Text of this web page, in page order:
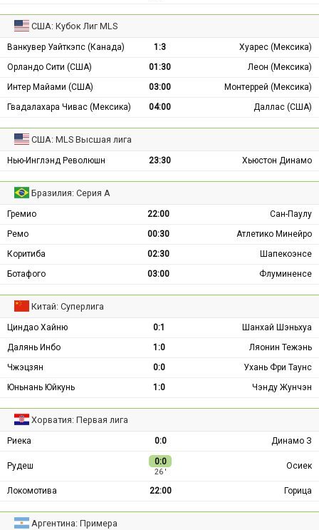
США: Кубок Лиг MLS
Ванкувер Уайткэпс (Канада) 1:3
Хуарес (Мексика)
Орландо Сити (США)
01:30
Леон (Мексика)
Интер Майами (США)
03:00
Монтеррей (Мексика)
Гвадалахара Чивас (Мексика)
04:00 Даллас (США)
США: MLS Высшая лига
Нью-Инглэнд Революшн 23:30 Хьюстон Динамо
Бразилия: Серия А
Гремио 22:00
Сан-Паулу
Ремо
00:30
Атлетико Минейро
Коритиба
02:30
Шапекоэнсе
Ботафого
03:00 Флуминенсе
Китай: Суперлига
Циндао Хайню 0:1
Шанхай Шэньхуа
Далянь Инбо
1:0
Ляонин Тежэнь
Чжэцзян
0:0
Ухань Фри Таунс
Юньнань Юйкунь
1:0 Чэнду Жунчэн
Хорватия: Первая лига
Риека 0:0 Динамо З
Рудеш 0:0
26 ′
Осиек
Локомотива 22:00 Горица
Аргентина: Примера